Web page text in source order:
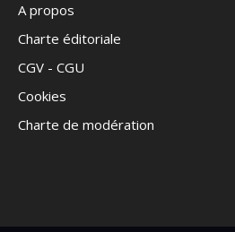
A propos
Charte éditoriale
CGV - CGU
Cookies
Charte de modération